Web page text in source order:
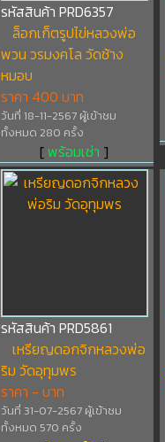
รหัสสินค้า PRD6357
ล็อกเก็ตรูปไข่หลวงพ่อ
พวน วรมงคโล วัดช้าง
หมอบ
ราคา 400 บาท
วันที่ 18-11-2567 ผู้เข้าชม
ทั้งหมด 280 ครั้ง
[พร้อมเช่า ]
รหัสสินค้า PRD5861
เหรียญดอกจิกหลวงพ่อ
ริม วัดอุทุมพร
ราคา - บาท
วันที่ 31-07-2567 ผู้เข้าชม
ทั้งหมด 570 ครั้ง